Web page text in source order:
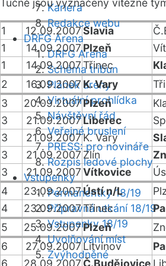
Kariéra
Redakce webu
DRFG Arena
DRFG Arena
Schéma tribun
Plánek areny
Virtuální prohlídka
Návštěvní řád
Veřejné bruslení
PRESS: pro novináře
Rozpis ledové plochy
Vstupenky
Permanentky 18/19
Přípravná utkání 18/19
Vstupenky 18/19
Uvolňování míst
Zvýhodněné
Tučně jsou vyznačeny vítězné
1 12.09.2007Slavia
1
14.09.2007Plzeň
1
14.09.2007Třinec
2
16.09.2007 K. Vary
3
20.09.2007Plzeň
3
21.09.2007Liberec
3
21.09.2007K. Vary
3
21.09.2007 Zlín
3
21.09.2007Vítkovice
4
23.09.2007Ústí n/L
4
23.09.2007Třinec
5
25.09.2007Plzeň
6
27.09.2007Litvínov
6
28.09.2007 Č.Budějovice